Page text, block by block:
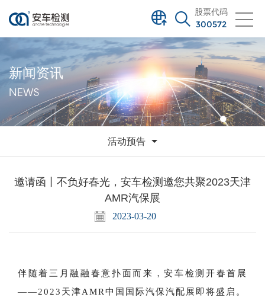
股票代码
300572
新闻资讯
NEWS
活动预告
邀请函丨不负好春光，安车检测邀您共聚2023天津
AMR汽保展
2023-03-20
伴随着三月融融春意扑面而来，安车检测开春首展
——2023天津AMR中国国际汽保汽配展即将盛启。